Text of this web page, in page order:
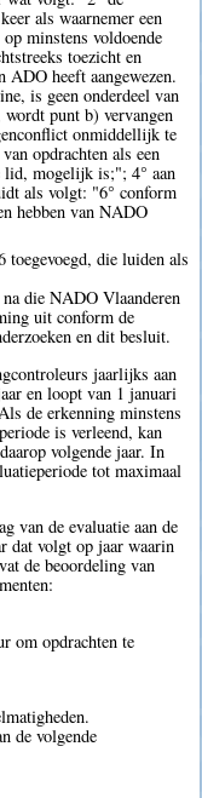
als waarnemer een
minstens voldoende
toezicht en
ADO heeft aangewezen.
is geen onderdeel van
punt b) vervangen
onmiddellijk te
opdrachten als een
mogelijk is;"; 4° aan
als volgt: "6° conform
hebben van NADO
toegevoegd, die luiden als
die NADO Vlaanderen
uit conform de
en dit besluit.
jaarlijks aan
en loopt van 1 januari
de erkenning minstens
is verleend, kan
volgende jaar. In
tot maximaal
van de evaluatie aan de
dat volgt op jaar waarin
de beoordeling van
om opdrachten te
de volgende